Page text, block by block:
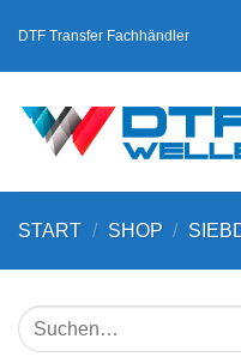
Inhalt
springen
DTF Transfer Fachhändler
START / SHOP /